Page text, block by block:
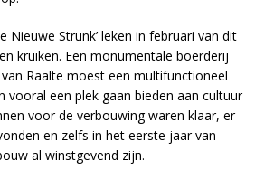
Nieuwe Strunk’ leken in februari van dit
kruiken. Een monumentale boerderij
Raalte moest een multifunctioneel
vooral een plek gaan bieden aan cultuur
voor de verbouwing waren klaar, er
en zelfs in het eerste jaar van
al winstgevend zijn.